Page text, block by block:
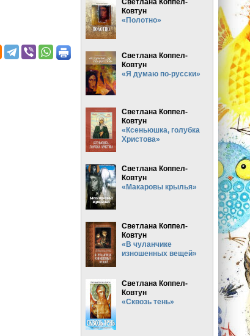
Ковтун
«Полотно»
Светлана Коппел-
Ковтун
«Я думаю по-русски»
Светлана Коппел-
Ковтун
«Ксеньюшка, голубка
Христова»
Светлана Коппел-
Ковтун
«Макаровы крылья»
Светлана Коппел-
Ковтун
«В чуланчике
изношенных вещей»
Светлана Коппел-
Ковтун
«Сквозь тень»